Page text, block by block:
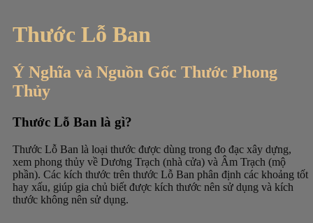
Thước Lỗ Ban
Ý Nghĩa và Nguồn Gốc Thước Phong
Thủy
Thước Lỗ Ban là gì?
Thước Lỗ Ban là loại thước được dùng trong đo đạc xây dựng,
xem phong thủy về Dương Trạch (nhà cửa) và Âm Trạch (mộ
phần). Các kích thước trên thước Lỗ Ban phân định các khoảng tốt
hay xấu, giúp gia chủ biết được kích thước nên sử dụng và kích
thước không nên sử dụng.